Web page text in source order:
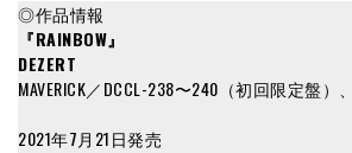
◎作品情報
『RAINBOW』
DEZERT
MAVERICK／DCCL-238〜240（初回限定盤）
2021年7月21日発売